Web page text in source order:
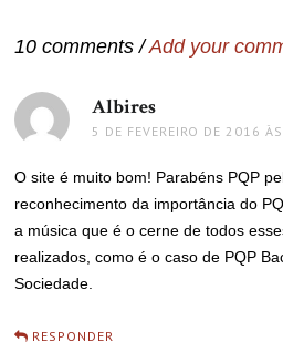
10 comments /Add your
Albires
5 DE FEVEREIRO DE 2016
O site é muito bom! Parabéns PQP
reconhecimento da importância do
a música que é o cerne de todos
realizados, como é o caso de PQP
Sociedade.
RESPONDER